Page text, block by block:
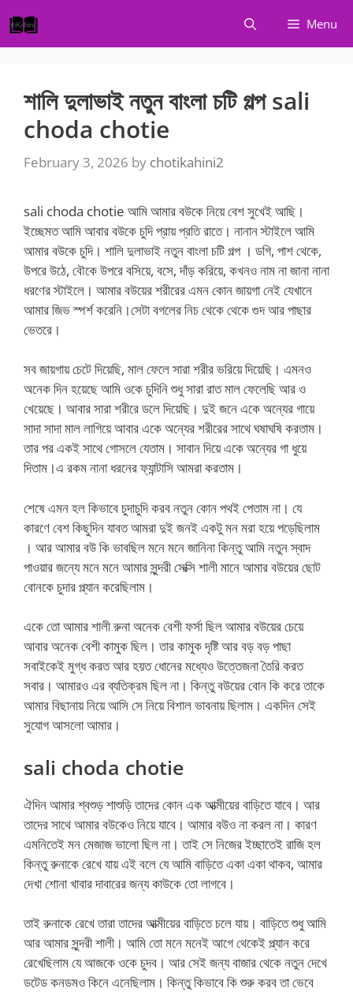
to
content
Menu
শালি দুলাভাই নতুন বাংলা চটি গল্প sali
choda chotie
February 3, 2026 by chotikahini2
sali choda chotie আমি আমার বউকে নিয়ে বেশ সুখেই আছি।
ইচ্ছেমত আমি আবার বউকে চুদি প্রায় প্রতি রাতে। নানান স্টাইলে আমি
আমার বউকে চুদি। শালি দুলাভাই নতুন বাংলা চটি গল্প । ডগি, পাশ থেকে,
উপরে উঠে, বৌকে উপরে বসিয়ে, বসে, দাঁড় করিয়ে, কখনও নাম না জানা নানা
ধরণের স্টাইলে। আমার বউয়ের শরীরের এমন কোন জায়গা নেই যেখানে
আমার জিভ স্পর্শ করেনি।সেটা বগলের নিচ থেকে থেকে গুদ আর পাছার
ভেতরে।
সব জায়গায় চেটে দিয়েছি, মাল ফেলে সারা শরীর ভরিয়ে দিয়েছি। এমনও
অনেক দিন হয়েছে আমি ওকে চুদিনি শুধু সারা রাত মাল ফেলেছি আর ও
খেয়েছে। আবার সারা শরীরে ডলে দিয়েছি। দুই জনে একে অন্যের গায়ে
সাদা সাদা মাল লাগিয়ে আবার একে অন্যের শরীরের সাথে ঘষাঘষি করতাম।
তার পর একই সাথে গোসলে যেতাম। সাবান দিয়ে একে অন্যের গা ধুয়ে
দিতাম।এ রকম নানা ধরনের ফ্যান্টাসি আমরা করতাম।
শেষে এমন হল কিভাবে চুদাচুদি করব নতুন কোন পথই পেতাম না। যে
কারণে বেশ কিছুদিন যাবত আমরা দুই জনই একটু মন মরা হয়ে পড়েছিলাম
। আর আমার বউ কি ভাবছিল মনে মনে জানিনা কিন্তু আমি নতুন স্বাদ
পাওয়ার জন্যে মনে মনে আমার সুন্দরী সেক্সি শালী মানে আমার বউয়ের ছোট
বোনকে চুদার প্ল্যান করেছিলাম।
একে তো আমার শালী রুনা অনেক বেশী ফর্সা ছিল আমার বউয়ের চেয়ে
আবার অনেক বেশী কামুক ছিল। তার কামুক দৃষ্টি আর বড় বড় পাছা
সবাইকেই মুগ্ধ করত আর হয়ত ধোনের মধ্যেও উত্তেজনা তৈরি করত
সবার। আমারও এর ব্যতিক্রম ছিল না। কিন্তু বউয়ের বোন কি করে তাকে
আমার বিছানায় নিয়ে আসি সে নিয়ে বিশাল ভাবনায় ছিলাম। একদিন সেই
সুযোগ আসলো আমার।
sali choda chotie
ঐদিন আমার শ্বশুড় শাশুড়ি তাদের কোন এক আত্মীয়ের বাড়িতে যাবে। আর
তাদের সাথে আমার বউকেও নিয়ে যাবে। আমার বউও না করল না। কারণ
এমনিতেই মন মেজাজ ভালো ছিল না। তাই সে নিজের ইচ্ছাতেই রাজি হল
কিন্তু রুনাকে রেখে যায় এই বলে যে আমি বাড়িতে একা একা থাকব, আমার
দেখা শোনা খাবার দাবারের জন্য কাউকে তো লাগবে।
তাই রুনাকে রেখে তারা তাদের আত্মীয়ের বাড়িতে চলে যায়। বাড়িতে শুধু আমি
আর আমার সুন্দরী শালী। আমি তো মনে মনেই আগে থেকেই প্ল্যান করে
রেখেছিলাম যে আজকে ওকে চুদব। আর সেই জন্য বাজার থেকে নতুন দেখে
ডটেড কনডমও কিনে এনেছিলাম। কিন্তু কিভাবে কি শুরু করব তা ভেবে